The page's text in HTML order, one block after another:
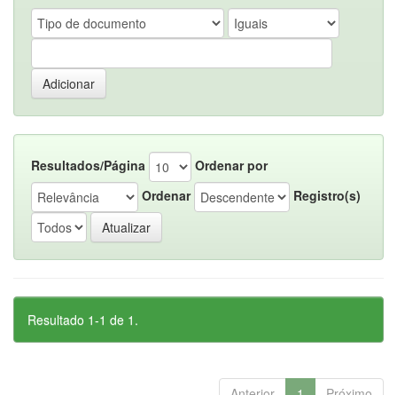
Resultados/Página
Ordenar por
Ordenar
Registro(s)
Resultado 1-1 de 1.